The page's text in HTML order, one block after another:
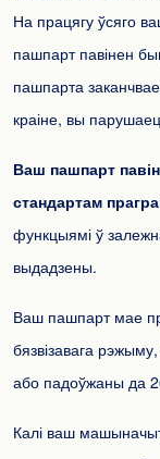
На працягу ўсяго
пашпарт павінен
пашпарта
краіне, вы
Ваш пашпарт
стандартам
функцыямі ў
выдадзены.
Ваш пашпарт мае
бязвізавага
або падоўжаны да
Калі ваш